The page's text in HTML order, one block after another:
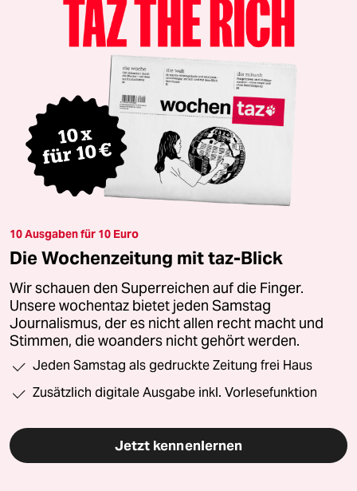
10 Ausgaben für 10 Euro
Die Wochenzeitung mit taz-Blick
Wir schauen den Superreichen auf die Finger.
Unsere wochentaz bietet jeden Samstag
Journalismus, der es nicht allen recht macht und
Stimmen, die woanders nicht gehört werden.
Jeden Samstag als gedruckte Zeitung frei Haus
Zusätzlich digitale Ausgabe inkl. Vorlesefunktion
Jetzt kennenlernen